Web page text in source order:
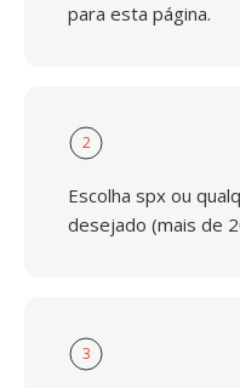
para esta página.
2
Escolha spx ou
desejado (mais de
3